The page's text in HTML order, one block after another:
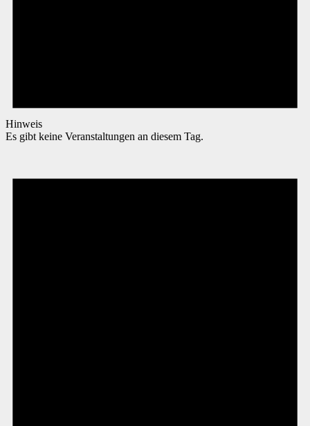
Hinweis
Es gibt keine Veranstaltungen an diesem Tag.